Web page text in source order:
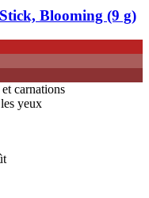
Blooming (9 g)
carnations
yeux